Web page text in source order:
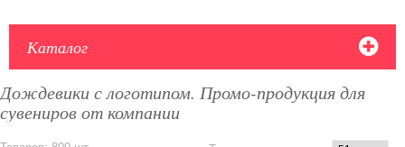
Каталог
Дождевики с логотипом. Промо-продукция для
сувениров от компании